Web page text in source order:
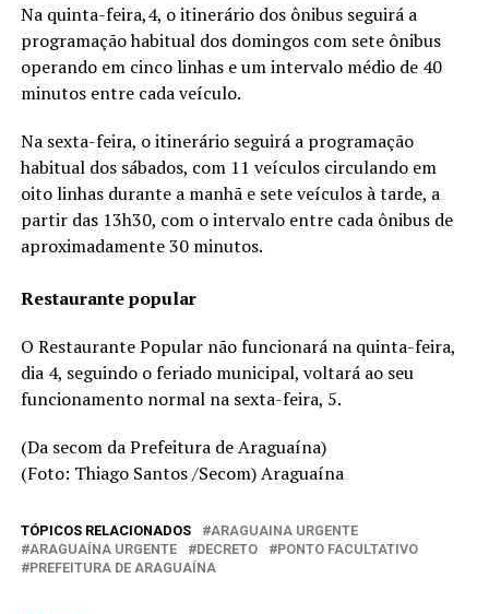
Na quinta-feira,4, o itinerário dos ônibus seguirá a
programação habitual dos domingos com sete ônibus
operando em cinco linhas e um intervalo médio de 40
minutos entre cada veículo.
Na sexta-feira, o itinerário seguirá a programação
habitual dos sábados, com 11 veículos circulando em
oito linhas durante a manhã e sete veículos à tarde, a
partir das 13h30, com o intervalo entre cada ônibus de
aproximadamente 30 minutos.
Restaurante popular
O Restaurante Popular não funcionará na quinta-feira,
dia 4, seguindo o feriado municipal, voltará ao seu
funcionamento normal na sexta-feira, 5.
(Da secom da Prefeitura de Araguaína)
(Foto: Thiago Santos /Secom) Araguaína
TÓPICOS RELACIONADOS
ARAGUAINA URGENTE
ARAGUAÍNA URGENTE
DECRETO
PONTO FACULTATIVO
PREFEITURA DE ARAGUAÍNA